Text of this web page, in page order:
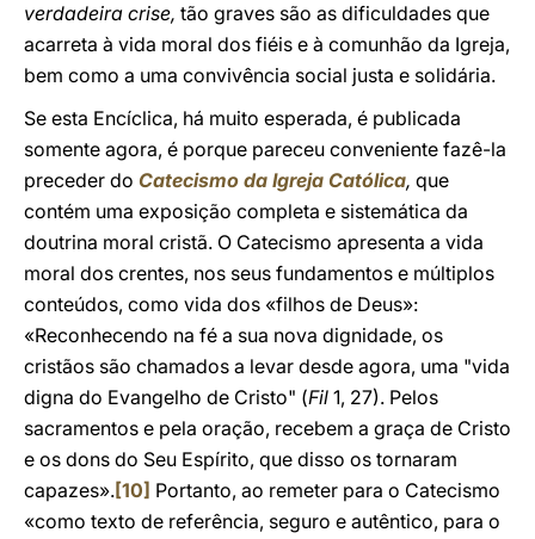
verdadeira crise, tão graves são as dificuldades que
acarreta à vida moral dos fiéis e à comunhão da Igreja,
bem como a uma convivência social justa e solidária.
Se esta Encíclica, há muito esperada, é publicada
somente agora, é porque pareceu conveniente fazê-la
preceder do Catecismo da Igreja Católica, que
contém uma exposição completa e sistemática da
doutrina moral cristã. O Catecismo apresenta a vida
moral dos crentes, nos seus fundamentos e múltiplos
conteúdos, como vida dos «filhos de Deus»:
«Reconhecendo na fé a sua nova dignidade, os
cristãos são chamados a levar desde agora, uma "vida
digna do Evangelho de Cristo" (Fil 1, 27). Pelos
sacramentos e pela oração, recebem a graça de Cristo
e os dons do Seu Espírito, que disso os tornaram
capazes».[10] Portanto, ao remeter para o Catecismo
«como texto de referência, seguro e autêntico, para o